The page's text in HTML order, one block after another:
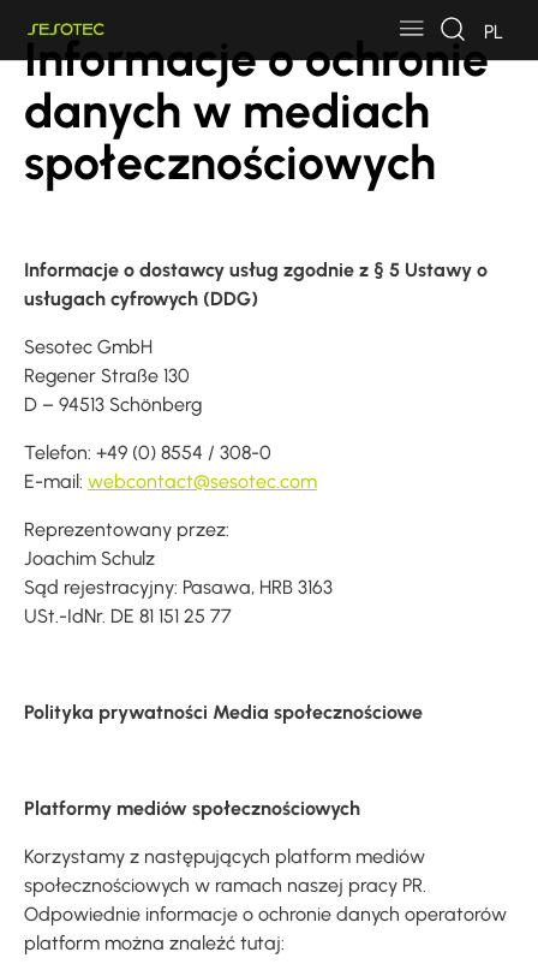
PL
Informacje o ochronie
danych w mediach
społecznościowych
Informacje o dostawcy usług zgodnie z § 5 Ustawy o
usługach cyfrowych (DDG)
Sesotec GmbH
Regener Straße 130
D – 94513 Schönberg
Telefon: +49 (0) 8554 / 308-0
E-mail: webcontact@sesotec.com
Reprezentowany przez:
Joachim Schulz
Sąd rejestracyjny: Pasawa, HRB 3163
USt.-IdNr. DE 81 151 25 77
Polityka prywatności Media społecznościowe
Platformy mediów społecznościowych
Korzystamy z następujących platform mediów
społecznościowych w ramach naszej pracy PR.
Odpowiednie informacje o ochronie danych operatorów
platform można znaleźć tutaj: